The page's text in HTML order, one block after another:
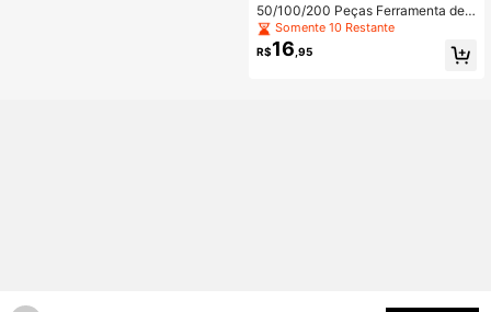
50/100/200 Peças Ferramenta de
Resina Palito de Sorvete de Madeir
a Artesanal DIY Molde de Resina Pa
litos de Picolé Ferramentas de Fabri
Somente 10 Restante
R$16 ,95